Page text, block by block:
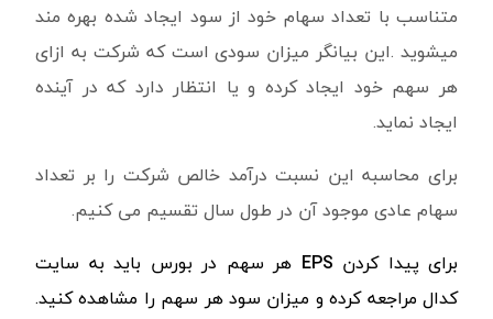
متناسب با تعداد سهام خود از سود ایجاد شده بهره مند
میشوید .این بیانگر میزان سودی است که شرکت به ازای
هر سهم خود ایجاد کرده و یا انتظار دارد که در آینده
ایجاد نماید.
برای محاسبه این نسبت درآمد خالص شرکت را بر تعداد
سهام عادی موجود آن در طول سال تقسیم می کنیم.
برای پیدا کردن EPS ‌ هر سهم در بورس باید به سایت
کدال مراجعه کرده و میزان سود هر سهم را مشاهده کنید.